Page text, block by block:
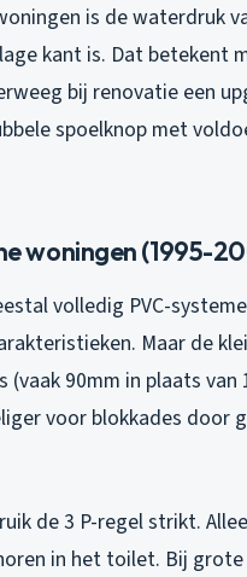
is de waterdruk
kant is. Dat betekent
bij renovatie een
spoelknop met
woningen (1995-
volledig PVC-
Maar de
90mm in plaats van
voor blokkades door
de 3 P-regel strikt.
in het toilet. Bij grote